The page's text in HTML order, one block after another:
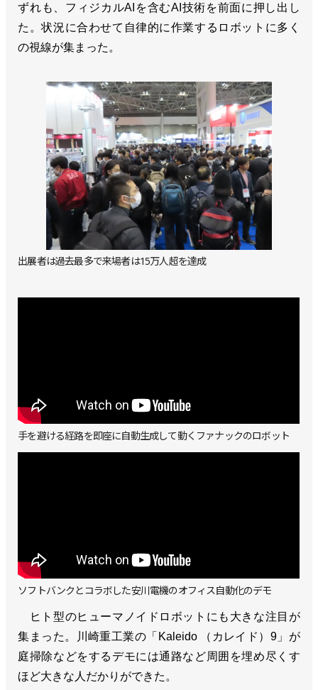
ずれも、フィジカルAIを含むAI技術を前面に押し出し
た。状況に合わせて自律的に作業するロボットに多く
の視線が集まった。
出展者は過去最多で来場者は15万人超を達成
手を避ける経路を即座に自動生成して動くファナックのロボット
ソフトバンクとコラボした安川電機のオフィス自動化のデモ
ヒト型のヒューマノイドロボットにも大きな注目が
集まった。川崎重工業の「Kaleido （カレイド）9」が
庭掃除などをするデモには通路など周囲を埋め尽くす
ほど大きな人だかりができた。